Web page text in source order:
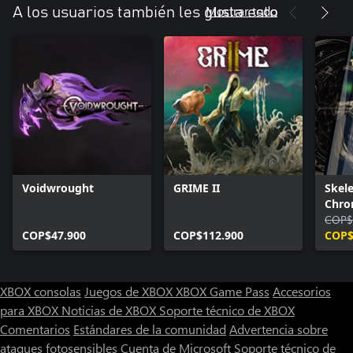
A los usuarios también les gusta esto
Mostrar todo
Voidwrought
COP$47.900
GRIME II
COP$112.900
-
XBOX consolas Juegos de XBOXXBOX Game Pass Accesorios
para XBOX Noticias de XBOX Soporte técnico de XBOX
Comentarios Estándares de la comunidad Advertencia sobre
ataques fotosensibles Cuenta de Microsoft Soporte técnico de